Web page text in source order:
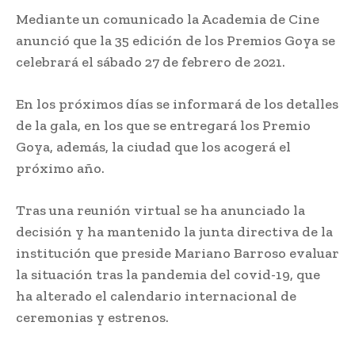
Mediante un comunicado la Academia de Cine
anunció que la 35 edición de los Premios Goya se
celebrará el sábado 27 de febrero de 2021.
En los próximos días se informará de los detalles
de la gala, en los que se entregará los Premio
Goya, además, la ciudad que los acogerá el
próximo año.
Tras una reunión virtual se ha anunciado la
decisión y ha mantenido la junta directiva de la
institución que preside Mariano Barroso evaluar
la situación tras la pandemia del covid-19, que
ha alterado el calendario internacional de
ceremonias y estrenos.